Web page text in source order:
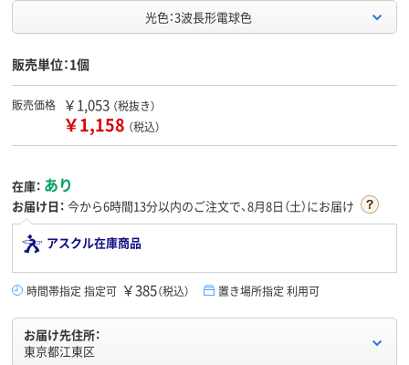
光色：3波長形電球色
販売単位：1個
販売価格 ￥1,053 （税抜き）
￥1,158 （税込）
在庫： あり
お届け日： 今から6時間13分以内のご注文で、8月8日（土）にお届け
アスクル在庫商品
時間帯指定 指定可 ￥385（税込） 置き場所指定 利用可
お届け先住所：
東京都江東区